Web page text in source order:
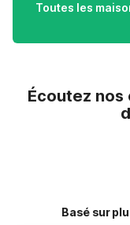
Toutes les
Écoutez nos
Basé sur